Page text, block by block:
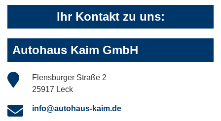
Ihr Kontakt zu uns:
Autohaus Kaim GmbH
Flensburger Straße 2
25917 Leck
info@autohaus-kaim.de